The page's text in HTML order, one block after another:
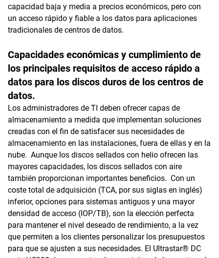
capacidad baja y media a precios económicos, pero con
un acceso rápido y fiable a los datos para aplicaciones
tradicionales de centros de datos.
Capacidades económicas y cumplimiento de
los principales requisitos de acceso rápido a
datos para los discos duros de los centros de
datos.
Los administradores de TI deben ofrecer capas de
almacenamiento a medida que implementan soluciones
creadas con el fin de satisfacer sus necesidades de
almacenamiento en las instalaciones, fuera de ellas y en la
nube. Aunque los discos sellados con helio ofrecen las
mayores capacidades, los discos sellados con aire
también proporcionan importantes beneficios. Con un
coste total de adquisición (TCA, por sus siglas en inglés)
inferior, opciones para sistemas antiguos y una mayor
densidad de acceso (IOP/TB), son la elección perfecta
para mantener el nivel deseado de rendimiento, a la vez
que permiten a los clientes personalizar los presupuestos
para que se ajusten a sus necesidades. El Ultrastar® DC